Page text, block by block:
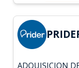
ADQUISICION